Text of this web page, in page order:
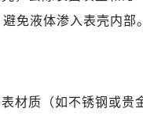
免液体渗入表壳内部。
材质（如不锈钢或贵